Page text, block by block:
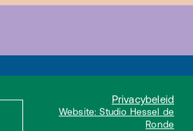
Privacybeleid
Website: Studio Hessel de
Ronde